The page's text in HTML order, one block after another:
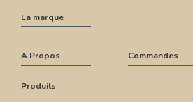
La marque
A Propos Commandes
Produits